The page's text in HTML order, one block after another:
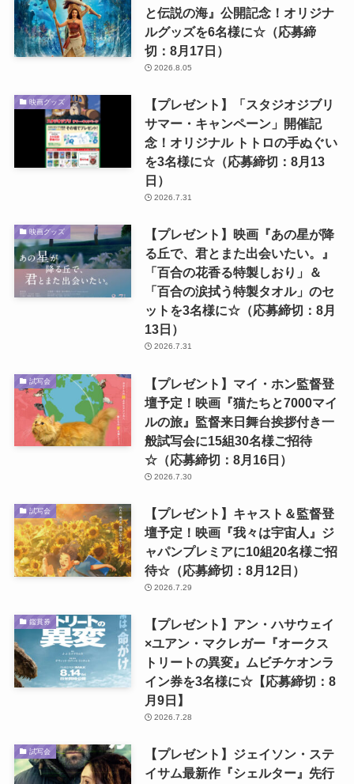
と伝説の海』公開記念！オリジナ
ルグッズを6名様に☆（応募締
切：8月17日）
2026.8.05
映画グッズ
【プレゼント】「スタジオジブリ
サマー・キャンペーン」開催記
念！オリジナル トトロの手ぬぐい
を3名様に☆（応募締切：8月13
日）
2026.7.31
映画グッズ
【プレゼント】映画『あの星が降
る丘で、君とまた出会いたい。』
「百合の花香る特製しおり」＆
「百合の涙拭う特製タオル」のセ
ットを3名様に☆（応募締切：8月
13日）
2026.7.31
試写会
【プレゼント】マイ・ホン監督登
壇予定！映画『猫たちと7000マイ
ルの旅』監督来日舞台挨拶付き一
般試写会に15組30名様ご招待
☆（応募締切：8月16日）
2026.7.30
試写会
【プレゼント】キャスト＆監督登
壇予定！映画『我々は宇宙人』ジ
ャパンプレミアに10組20名様ご招
待☆（応募締切：8月12日）
2026.7.29
鑑賞券
【プレゼント】アン・ハサウェイ
×ユアン・マクレガー『オークス
トリートの異変』ムビチケオンラ
イン券を3名様に☆【応募締切：8
月9日】
2026.7.28
試写会
【プレゼント】ジェイソン・ステ
イサム最新作『シェルター』先行